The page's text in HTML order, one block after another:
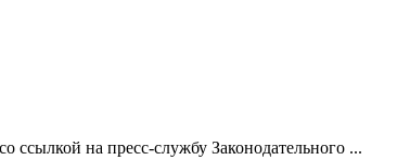
на пресс-службу Законодательного ...